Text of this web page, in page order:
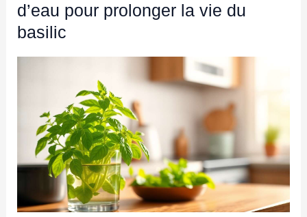
d’eau pour prolonger la vie du
basilic